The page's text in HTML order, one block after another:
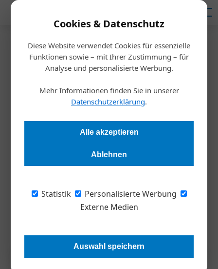
Cookies & Datenschutz
Diese Website verwendet Cookies für essenzielle
Funktionen sowie – mit Ihrer Zustimmung – für
Analyse und personalisierte Werbung.
Mehr Informationen finden Sie in unserer
Datenschutzerklärung.
Alle akzeptieren
Ablehnen
Statistik
Personalisierte Werbung
Externe Medien
Auswahl speichern
Startseite/Wirtschaft
Nachhaltigkeit
Wettbewerb: Nominierungen
für Trigos 2025 stehen fest
Redaktion Die Wirtschaft
„Wer nachhaltig wirtschaftet, ist besser für die Zukunft
österreichische Unternehmen mit nachhaltigen Projekten
nominiert. Sie warten nun gespannt auf das Ergebnis, das am